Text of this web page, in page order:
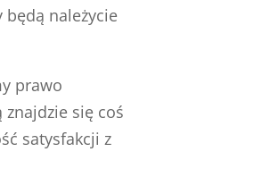
będą należycie
prawo
się coś
satysfakcji z